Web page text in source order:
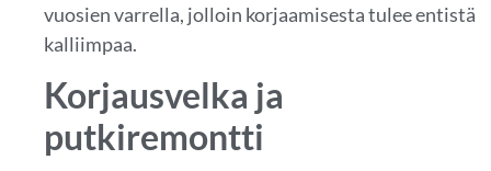
vuosien varrella, jolloin korjaamisesta tulee entistä
kalliimpaa.
Korjausvelka ja
putkiremontti